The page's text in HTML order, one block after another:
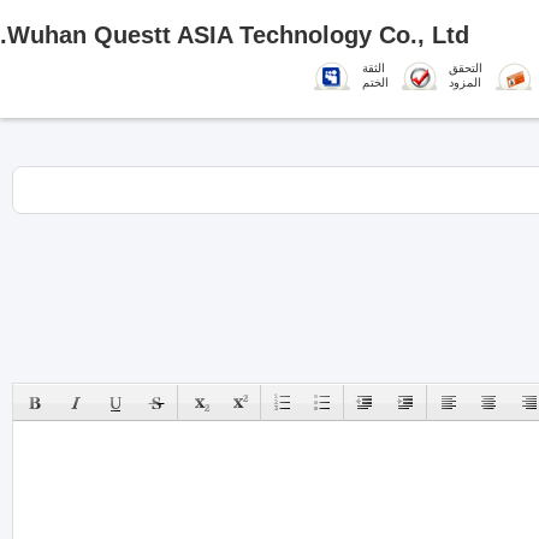
Wuhan Questt ASIA Technology Co., Ltd.
الثقة
الختم
التحقق
المزود